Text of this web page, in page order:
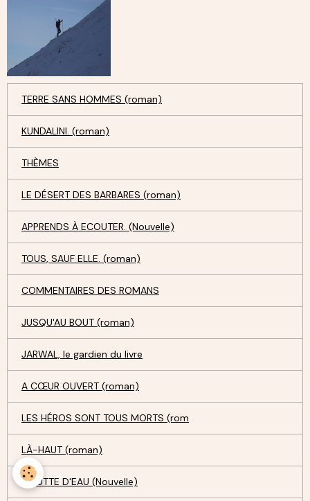
TERRE SANS HOMMES (roman)
KUNDALINI. (roman)
THÈMES
LE DÉSERT DES BARBARES (roman)
APPRENDS À ECOUTER. (Nouvelle)
TOUS, SAUF ELLE. (roman)
COMMENTAIRES DES ROMANS
JUSQU'AU BOUT (roman)
JARWAL, le gardien du livre
A CŒUR OUVERT (roman)
LES HÉROS SONT TOUS MORTS (rom
LÀ-HAUT (roman)
GOUTTE D'EAU (Nouvelle)